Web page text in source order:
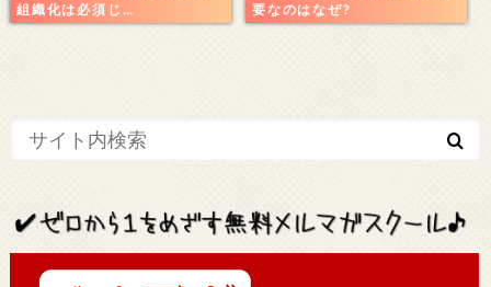
組織化は必須じ…
要なのはなぜ?